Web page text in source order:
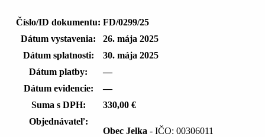
Číslo/ID dokumentu: FD/0299/25
Dátum vystavenia:
26. mája 2025
Dátum splatnosti:
30. mája 2025
Dátum platby:
—
Dátum evidencie:
—
Suma s DPH:
330,00 €
Objednávateľ:
Obec Jelka - IČO: 00306011